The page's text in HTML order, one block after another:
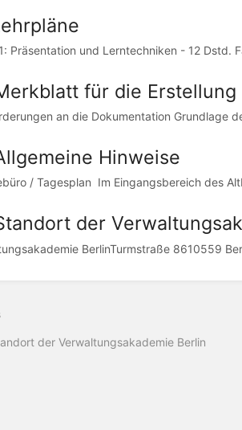
Präsentation und Lerntechniken - 12
für die
an die Dokumentation Grundlage
Hinweise
/ Tagesplan Im Eingangsbereich des
der
BerlinTurmstraße 8610559
der Verwaltungsakademie Berlin